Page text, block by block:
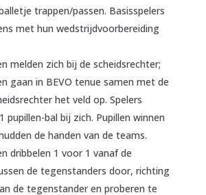
trappen/passen. Basisspelers
met hun wedstrijdvoorbereiding
melden zich bij de scheidsrechter;
gaan in BEVO tenue samen met de
het veld op. Spelers
pupillen-bal bij zich. Pupillen winnen
de handen van de teams.
dribbelen 1 voor 1 vanaf de
de tegenstanders door, richting
de tegenstander en proberen te